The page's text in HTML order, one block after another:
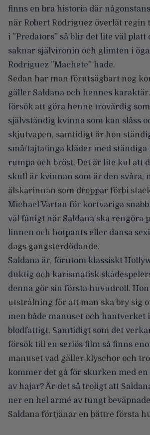
finns en bra historia där
när Robert Rodriguez överlät regin
i ”Predators” så blir det lite väl platt
saknar självironin och glimten i
Rodriguez ”Machete” hade.
Sedan har man förutsägbart nog
gäller Saldana och hennes
försök att göra henne trovärdig
självständig kvinna som kan slåss
skjutvapen, samtidigt är hon
små/tajta/inga kläder med ständiga
rumpa och bröst. Det är lite kul att
skull är kvinnan som är den svåra,
älskarinnan som droppar förbi
Michael Vartan för kortvariga
väl fånigt när Saldana ska rengöra
linnen och hotpants eller dansa
dags gangsterdödande.
Saldana är, förutom klassiskt
duktig och karismatisk
denna gör sin första huvudroll.
utstrålning för att man ska bry sig
men både manuset och hantverket
blodfattigt. Samtidigt som det
försök till en seriös film så finns
manuset vad gäller klyschor och
kommer det gå för skurken med en
av hajar? Är det så troligt att
ner en hel armé av tungt
Saldana förtjänar en bättre första